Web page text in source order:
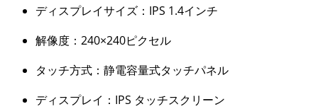
ディスプレイサイズ：IPS 1.4インチ
解像度：240×240ピクセル
タッチ方式：静電容量式タッチパネル
ディスプレイ：IPS タッチスクリーン